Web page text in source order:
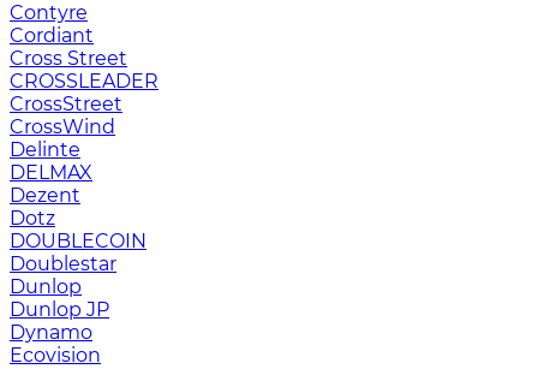
Contyre
Cordiant
Cross Street
CROSSLEADER
CrossStreet
CrossWind
Delinte
DELMAX
Dezent
Dotz
DOUBLECOIN
Doublestar
Dunlop
Dunlop JP
Dynamo
Ecovision